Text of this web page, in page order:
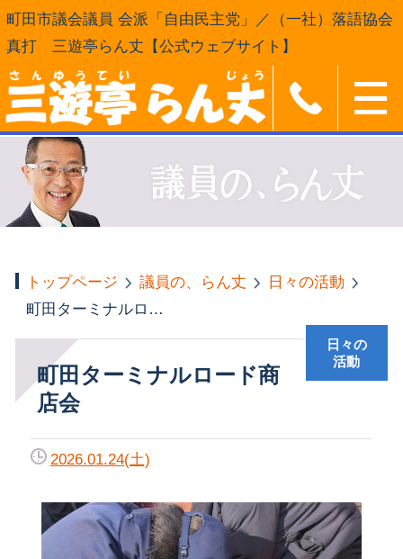
町田市議会議員 会派「自由民主党」／（一社）落語協会
真打 三遊亭らん丈【公式ウェブサイト】
トップページ 議員の、らん丈
日々の活動
町田ターミナルロード商店会
町田ターミナルロード商
店会
日々の
活動
2026.01.24(土)